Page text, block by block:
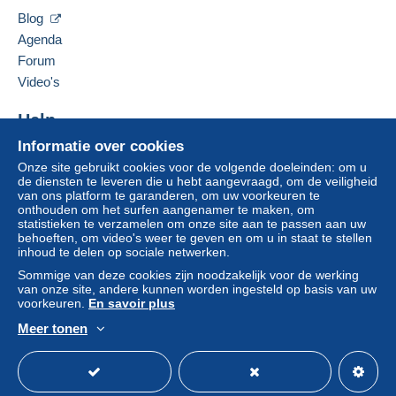
Brief (normaal/klein formaat)
€ 0,90
Aanmel
Inschrij
Betalingsvoorwaarden:
Alle betalingen worden gedaan metcredit/debitcardof
overschrijving naar uw saldo. Er worden geen
rechtstreeks aan de verkoper.
De koper gebruikt de middelen die Delcampe ter
beschikking stelt in de pagina "
Mijn aankopen: Betalen ".
Clackamas
Deze verkoper toevoegen aan mijn favorieten
De verkoper contacteren
Informatie over cookies
Onze site gebruikt cookies voor de volgende doeleinden: om u
de diensten te leveren die u hebt aangevraagd, om de veiligheid
van ons platform te garanderen, om uw voorkeuren te
onthouden om het surfen aangenamer te maken, om
statistieken te verzamelen om onze site aan te passen aan uw
behoeften, om video's weer te geven en om u in staat te stellen
inhoud te delen op sociale netwerken.
Sommige van deze cookies zijn noodzakelijk voor de werking
van onze site, andere kunnen worden ingesteld op basis van uw
voorkeuren. En savoir plus
Meer tonen
Blog
Agenda
Forum
Video's
Help
Hulpcentrum
Kopen op Delcampe
Verkopen op Delcampe
Een beveiligde website